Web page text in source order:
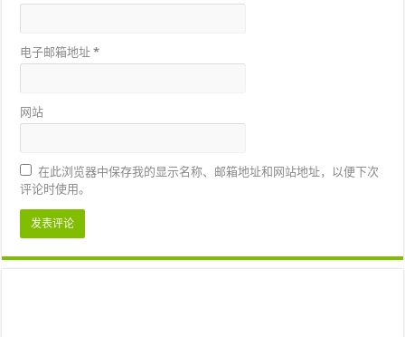
电子邮箱地址*
网站
在此浏览器中保存我的显示名称、邮箱地址和网站地址，以便下次
评论时使用。